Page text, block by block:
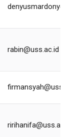
rabin@uss.ac.id